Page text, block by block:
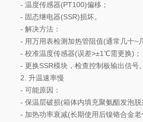
- 温度传感器(PT100)偏移；
- 固态继电器(SSR)损坏。
- 解决方法：
- 用万用表检测加热管阻值(通常几十~
- 校准温度传感器(误差>±1℃需更换)；
- 更换SSR模块，检查控制板输出信号。
2. 升温速率慢
- 可能原因：
- 保温层破损(箱体内填充聚氨酯发泡脱
- 加热功率衰减(长期使用后镍铬合金老